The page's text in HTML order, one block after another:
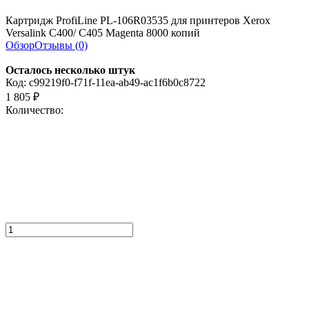
Картридж ProfiLine PL-106R03535 для принтеров Xerox
Versalink C400/ C405 Magenta 8000 копий
ОбзорОтзывы (0)
Осталось несколько штук
Код: c99219f0-f71f-11ea-ab49-ac1f6b0c8722
1 805 ₽
Количество: